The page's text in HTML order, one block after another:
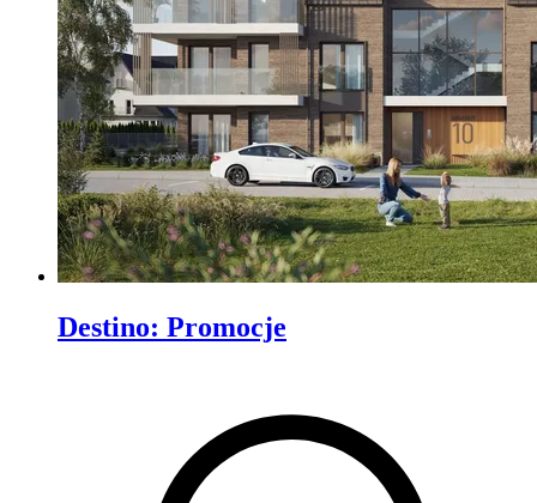
Destino: Promocje